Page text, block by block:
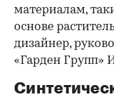
материалам,
основе
дизайнер,
«Гарден Групп»